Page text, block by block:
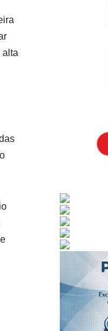
alta